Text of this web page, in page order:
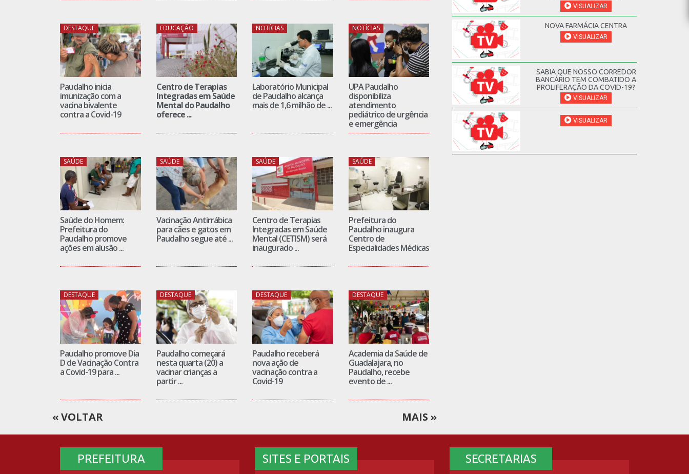
DESTAQUE
Paudalho inicia
imunização com a
vacina bivalente
contra a Covid-19
EDUCAÇÃO
Centro de Terapias
Integradas em Saúde
Mental do Paudalho
oferece ...
NOTÍCIAS
Laboratório Municipal
de Paudalho alcança
mais de 1,6 milhão de ...
NOTÍCIAS
UPA Paudalho
disponibiliza
atendimento
pediátrico de urgência
e emergência
SAÚDE
Saúde do Homem:
Prefeitura do
Paudalho promove
ações em alusão ...
SAÚDE
Vacinação Antirrábica
para cães e gatos em
Paudalho segue até ...
SAÚDE
Centro de Terapias
Integradas em Saúde
Mental (CETISM) será
inaugurado ...
SAÚDE
Prefeitura do
Paudalho inaugura
Centro de
Especialidades Médicas
DESTAQUE
Paudalho promove Dia
D de Vacinação Contra
a Covid-19 para ...
DESTAQUE
Paudalho começará
nesta quarta (20) a
vacinar crianças a
partir ...
DESTAQUE
Paudalho receberá
nova ação de
vacinação contra a
Covid-19
DESTAQUE
Academia da Saúde de
Guadalajara, no
Paudalho, recebe
evento de ...
MAIS
VOLTAR
VISUALIZAR
NOVA FARMÁCIA CENTRA
VISUALIZAR
SABIA QUE NOSSO CORREDOR
BANCÁRIO TEM COMBATIDO A
PROLIFERAÇÃO DA COVID-19?
VISUALIZAR
VISUALIZAR
PREFEITURA SITES E PORTAIS SECRETARIAS